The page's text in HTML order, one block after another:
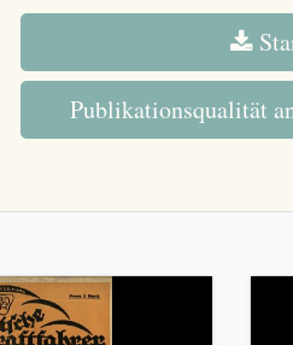
Publikationsqualität